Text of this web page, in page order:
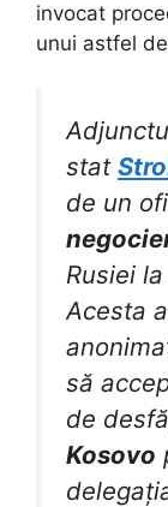
invocat
unui astfel
stat
de un
Rusiei
Acesta
să
de
Kosovo